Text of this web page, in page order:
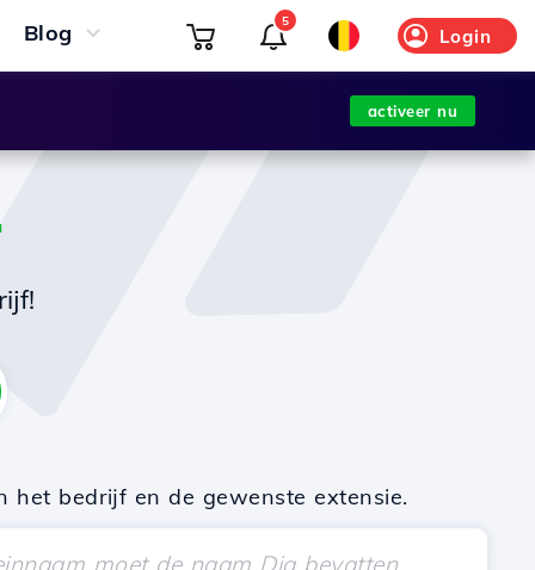
Blog Login
5
activeer nu
bedrijf en de gewenste extensie.